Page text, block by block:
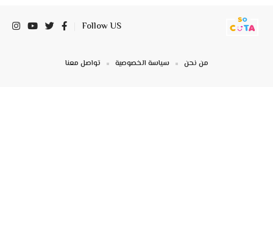
Follow US
من نحن سياسة الخصوصية تواصل معنا